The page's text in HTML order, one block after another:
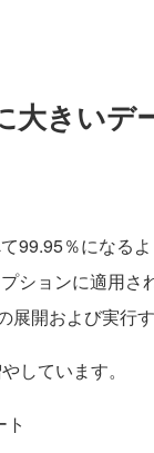
大きいデ
99.95％になる
ションに適用さ
開および実行す
しています。